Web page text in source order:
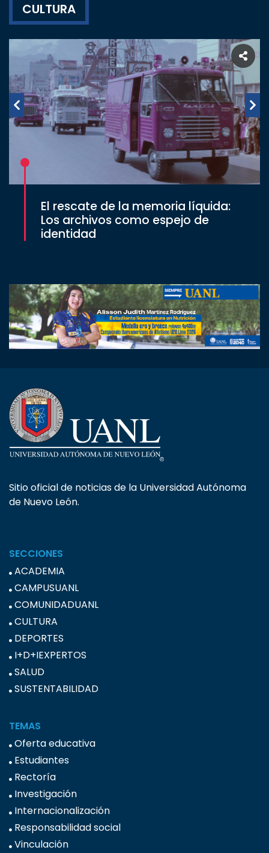
CULTURA
El rescate de la memoria líquida:
Los archivos como espejo de
identidad
Sitio oficial de noticias de la Universidad Autónoma
de Nuevo León.
SECCIONES
ACADEMIA
CAMPUSUANL
COMUNIDADUANL
CULTURA
DEPORTES
I+D+IEXPERTOS
SALUD
SUSTENTABILIDAD
TEMAS
Oferta educativa
Estudiantes
Rectoría
Investigación
Internacionalización
Responsabilidad social
Vinculación